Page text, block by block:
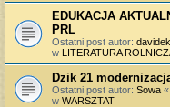
EDUKACJA
PRL
Ostatni post autor:
w LITERATURA
Dzik 21
Ostatni post autor: Sowa «
w WARSZTAT